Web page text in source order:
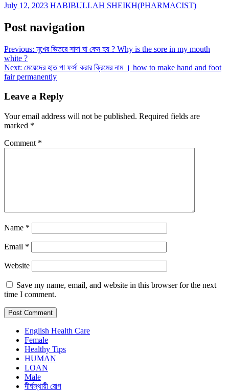
July 12, 2023 HABIBULLAH SHEIKH(PHARMACIST)
Post navigation
Previous: মুখের ভিতরে সাদা ঘা কেন হয় ? Why is the sore in my mouth
white ?
Next: মেয়েদের হাত পা ফর্সা করার ক্রিমের নাম । how to make hand and foot
fair permanently
Leave a Reply
Your email address will not be published. Required fields are
marked *
Comment *
Name *
Email *
Website
Save my name, email, and website in this browser for the next
time I comment.
English Health Care
Female
Healthy Tips
HUMAN
LOAN
Male
দীর্ঘস্থায়ী রোগ